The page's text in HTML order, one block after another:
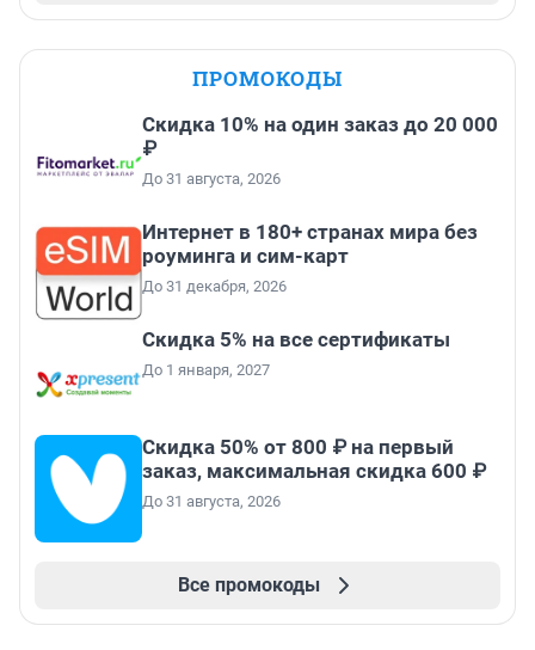
ПРОМОКОДЫ
Скидка 10% на один заказ до 20 000
₽
До 31 августа, 2026
Интернет в 180+ странах мира без
роуминга и сим-карт
До 31 декабря, 2026
Скидка 5% на все сертификаты
До 1 января, 2027
Скидка 50% от 800 ₽ на первый
заказ, максимальная скидка 600 ₽
До 31 августа, 2026
Все промокоды